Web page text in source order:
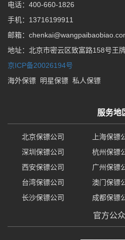
电话：400-660-1826
手机：13716199911
邮箱：
地址：北京市密云区致富路158号王
京ICP备20026194号
海外保镖
明星保镖 私人保镖
服务地
北京保镖公司 上海保镖
深圳保镖公司
杭州保镖
西安保镖公司
广州保镖
台湾保镖公司
澳门保镖
长沙保镖公司
成都保镖
官方公